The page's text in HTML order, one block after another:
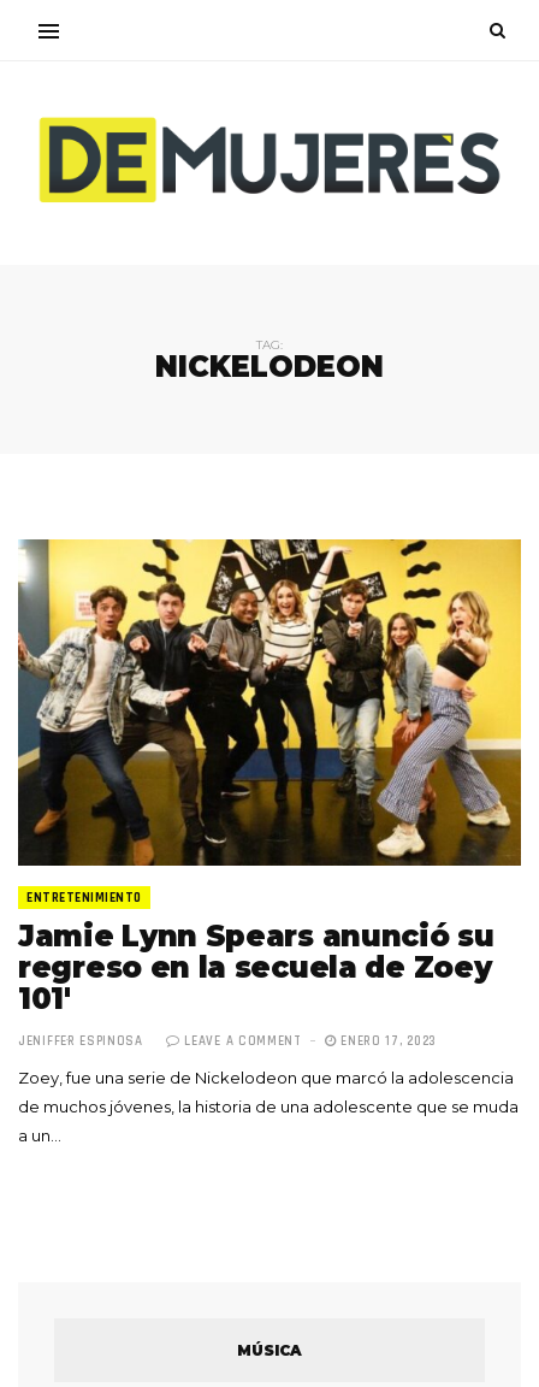
TAG:
NICKELODEON
ENTRETENIMIENTO
Jamie Lynn Spears anunció su
regreso en la secuela de Zoey
101′
JENIFFER ESPINOSA LEAVE A COMMENT ENERO 17, 2023
Zoey, fue una serie de Nickelodeon que marcó la adolescencia
de muchos jóvenes, la historia de una adolescente que se muda
a un…
MÚSICA